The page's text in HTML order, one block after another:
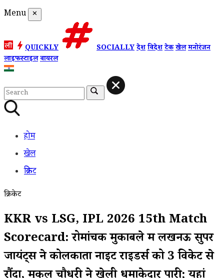
Menu ✕
QUICKLY SOCIALLYदेशविदेशटेकखेलमनोरंजन
लाइफस्टाइलवायरल
होम
खेल
क्रिकेट
क्रिकेट
KKR vs LSG, IPL 2026 15th Match
Scorecard: रोमांचक मुकाबले में लखनऊ सुपर
जायंट्स ने कोलकाता नाइट राइडर्स को 3 विकेट से